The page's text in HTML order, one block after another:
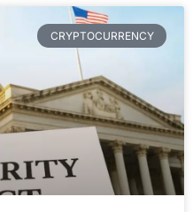
CRYPTOCURRENCY